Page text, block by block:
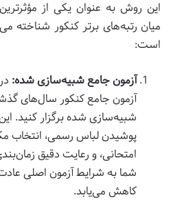
این روش به عنوان یکی از
میان رتبه‌های برتر کنکور شناخته
است:
آزمون جامع شبیه‌سازی شده:
آزمون جامع کنکور سال‌های
شبیه‌سازی شده برگزار کنید.
پوشیدن لباس رسمی، انتخاب
امتحانی، و رعایت دقیق
شما به شرایط آزمون اصلی
کاهش می‌یابد.